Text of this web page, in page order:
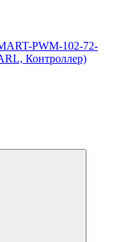
PWM-102-72-
Контроллер)